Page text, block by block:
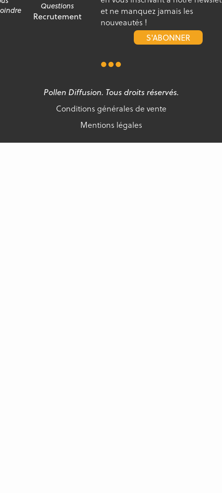
Questions
Recrutement
et ne manquez jamais les
nouveautés !
S'ABONNER
Pollen Diffusion. Tous droits réservés.
Conditions générales de vente
Mentions légales